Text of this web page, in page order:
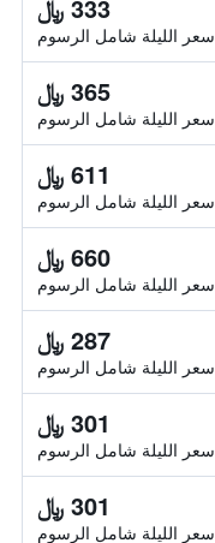
333 ﷼
سعر الليلة شامل الرسوم
365 ﷼
سعر الليلة شامل الرسوم
611 ﷼
سعر الليلة شامل الرسوم
660 ﷼
سعر الليلة شامل الرسوم
287 ﷼
سعر الليلة شامل الرسوم
301 ﷼
سعر الليلة شامل الرسوم
301 ﷼
سعر الليلة شامل الرسوم